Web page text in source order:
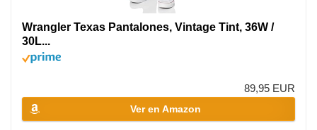
Wrangler Texas Pantalones, Vintage Tint, 36W /
30L...
89,95 EUR
Ver en Amazon